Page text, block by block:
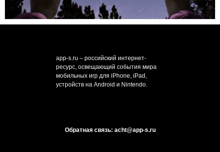
app-s.ru – российский интернет-
ресурс, освещающий события мира
мобильных игр для iPhone, iPad,
устройств на Android и Nintendo.
Обратная связь: acht@app-s.ru